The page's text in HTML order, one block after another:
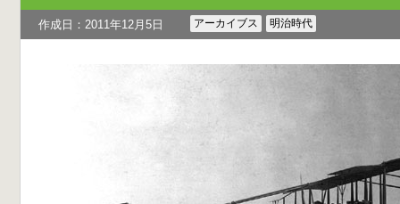
作成日：2011年12月5日 アーカイブス 明治時代